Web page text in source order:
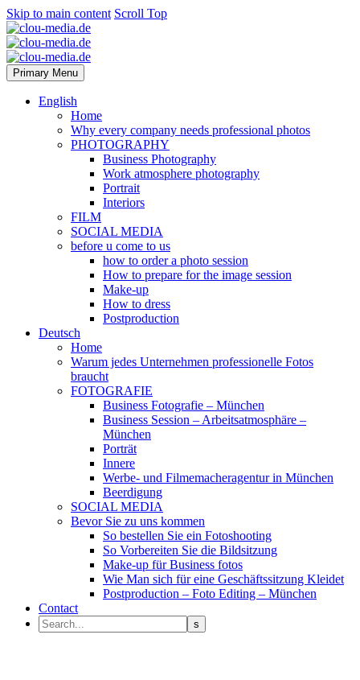
Skip to main content Scroll Top
Primary Menu
English
Home
Why every company needs professional photos
PHOTOGRAPHY
Business Photography
Work atmosphere photography
Portrait
Interiors
FILM
SOCIAL MEDIA
before u come to us
how to order a photo session
How to prepare for the image session
Make-up
How to dress
Postproduction
Deutsch
Home
Warum jedes Unternehmen professionelle Fotos
braucht
FOTOGRAFIE
Business Fotografie – München
Business Session – Arbeitsatmosphäre –
München
Porträt
Innere
Werbe- und Filmemacheragentur in München
Beerdigung
SOCIAL MEDIA
Bevor Sie zu uns kommen
So bestellen Sie ein Fotoshooting
So Vorbereiten Sie die Bildsitzung
Make-up für Business fotos
Wie Man sich für eine Geschäftssitzung Kleidet
Postproduction – Foto Editing – München
Contact